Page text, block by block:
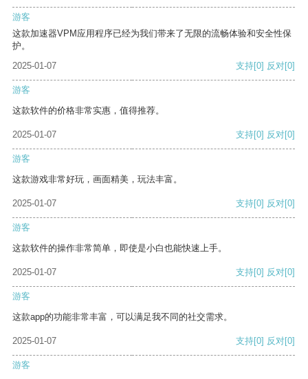
游客
这款加速器VPM应用程序已经为我们带来了无限的流畅体验和安全性保
护。
2025-01-07
支持[0] 反对[0]
游客
这款软件的价格非常实惠，值得推荐。
2025-01-07 支持[0] 反对[0]
游客
这款游戏非常好玩，画面精美，玩法丰富。
2025-01-07 支持[0] 反对[0]
游客
这款软件的操作非常简单，即使是小白也能快速上手。
2025-01-07 支持[0] 反对[0]
游客
这款app的功能非常丰富，可以满足我不同的社交需求。
2025-01-07 支持[0] 反对[0]
游客